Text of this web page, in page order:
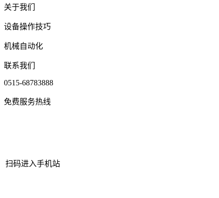
关于我们
设备操作技巧
机械自动化
联系我们
0515-68783888
免费服务热线
扫码进入手机站